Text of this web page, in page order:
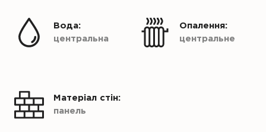
центральна
Вода:
центральне
Опалення:
панель
Матеріал стін: